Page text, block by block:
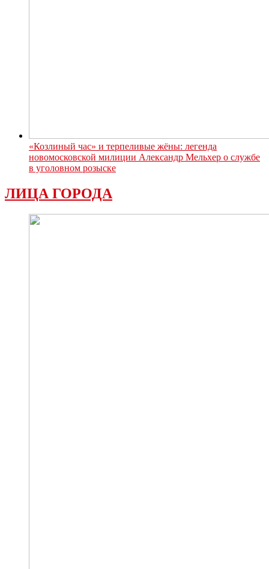
«Козлиный час» и терпеливые жёны: легенда
новомосковской милиции Александр Мельхер о службе
в уголовном розыске
ЛИЦА ГОРОДА